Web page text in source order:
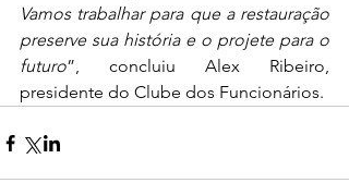
Vamos trabalhar para que a restauração
preserve sua história e o projete para o
futuro”, concluiu Alex Ribeiro,
presidente do Clube dos Funcionários.